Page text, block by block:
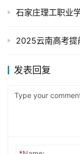
石家庄理工职业
2025云南高考提
发表回复